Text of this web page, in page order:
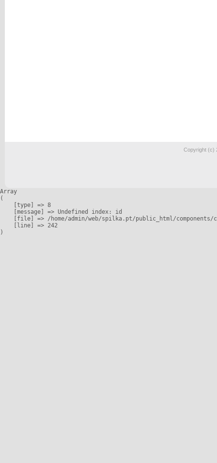
Copyright (c)
Array
(
    [type] => 8
    [message] => Undefined index: id
[file] => /home/admin/web/spilka.pt/public_html/
    [line] => 242